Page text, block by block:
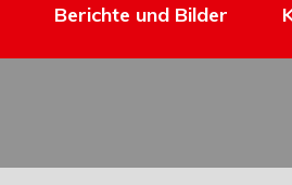
Berichte und Bilder